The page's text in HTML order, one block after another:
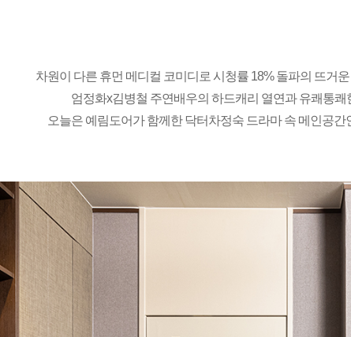
차원이 다른 휴먼 메디컬 코미디로 시청률 18% 돌파의 뜨거
엄정화x김병철 주연배우의 하드캐리 열연과 유쾌통
오늘은 예림도어가 함께한 닥터차정숙 드라마 속 메인공